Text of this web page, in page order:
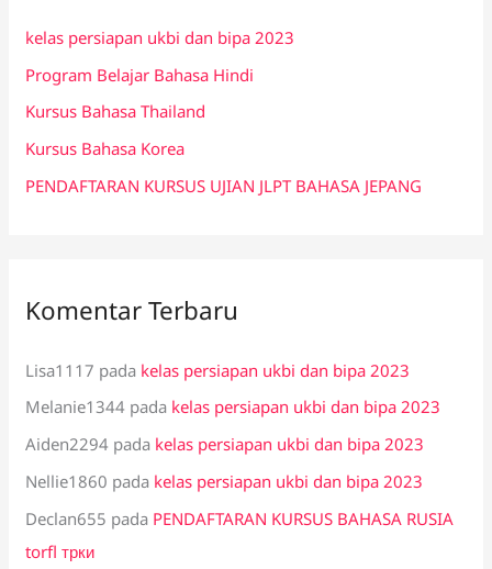
t
u
k
:
kelas persiapan ukbi dan bipa 2023
Program Belajar Bahasa Hindi
Kursus Bahasa Thailand
Kursus Bahasa Korea
PENDAFTARAN KURSUS UJIAN JLPT BAHASA JEPANG
Komentar Terbaru
Lisa1117 pada kelas persiapan ukbi dan bipa 2023
Melanie1344 pada kelas persiapan ukbi dan bipa 2023
Aiden2294 pada kelas persiapan ukbi dan bipa 2023
Nellie1860 pada kelas persiapan ukbi dan bipa 2023
Declan655 pada PENDAFTARAN KURSUS BAHASA RUSIA
torfl трки